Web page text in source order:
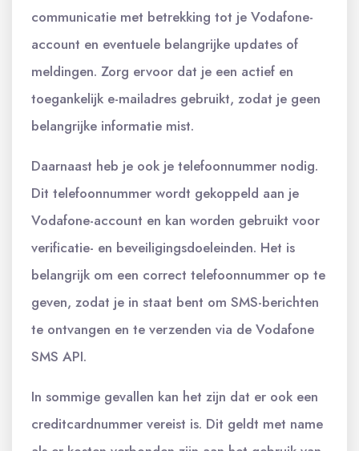
communicatie met betrekking tot je Vodafone-
account en eventuele belangrijke updates of
meldingen. Zorg ervoor dat je een actief en
toegankelijk e-mailadres gebruikt, zodat je geen
belangrijke informatie mist.
Daarnaast heb je ook je telefoonnummer nodig.
Dit telefoonnummer wordt gekoppeld aan je
Vodafone-account en kan worden gebruikt voor
verificatie- en beveiligingsdoeleinden. Het is
belangrijk om een correct telefoonnummer op te
geven, zodat je in staat bent om SMS-berichten
te ontvangen en te verzenden via de Vodafone
SMS API.
In sommige gevallen kan het zijn dat er ook een
creditcardnummer vereist is. Dit geldt met name